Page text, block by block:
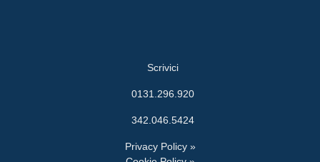
Scrivici
0131.296.920
342.046.5424
Privacy Policy »